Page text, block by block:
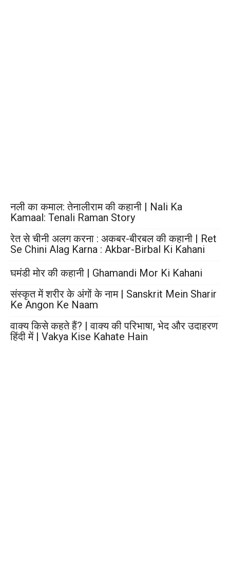
नली का कमाल: तेनालीराम की कहानी | Nali Ka
Kamaal: Tenali Raman Story
रेत से चीनी अलग करना : अकबर-बीरबल की कहानी | Ret
Se Chini Alag Karna : Akbar-Birbal Ki Kahani
घमंडी मोर की कहानी | Ghamandi Mor Ki Kahani
संस्कृत में शरीर के अंगों के नाम | Sanskrit Mein Sharir
Ke Angon Ke Naam
वाक्य किसे कहते हैं? | वाक्य की परिभाषा, भेद और उदाहरण
हिंदी में | Vakya Kise Kahate Hain